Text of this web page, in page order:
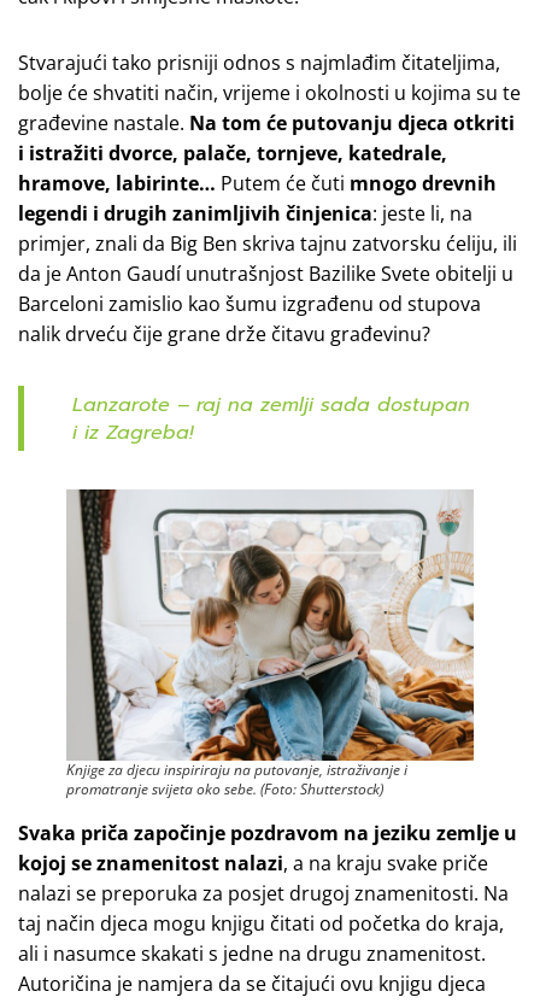
Stvarajući tako prisniji odnos s najmlađim čitateljima,
bolje će shvatiti način, vrijeme i okolnosti u kojima su te
građevine nastale. Na tom će putovanju djeca otkriti
i istražiti dvorce, palače, tornjeve, katedrale,
hramove, labirinte… Putem će čuti mnogo drevnih
legendi i drugih zanimljivih činjenica: jeste li, na
primjer, znali da Big Ben skriva tajnu zatvorsku ćeliju, ili
da je Anton Gaudí unutrašnjost Bazilike Svete obitelji u
Barceloni zamislio kao šumu izgrađenu od stupova
nalik drveću čije grane drže čitavu građevinu?
Lanzarote – raj na zemlji sada dostupan
i iz Zagreba!
Knjige za djecu inspiriraju na putovanje, istraživanje i
promatranje svijeta oko sebe. (Foto: Shutterstock)
Svaka priča započinje pozdravom na jeziku zemlje u
kojoj se znamenitost nalazi, a na kraju svake priče
nalazi se preporuka za posjet drugoj znamenitosti. Na
taj način djeca mogu knjigu čitati od početka do kraja,
ali i nasumce skakati s jedne na drugu znamenitost.
Autoričina je namjera da se čitajući ovu knjigu djeca